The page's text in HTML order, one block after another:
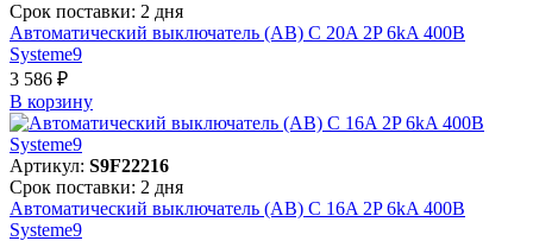
Срок поставки: 2 дня
Автоматический выключатель (АВ) C 20A 2P 6kA 400В
Systeme9
3 586 ₽
В корзинy
Артикул: S9F22216
Срок поставки: 2 дня
Автоматический выключатель (АВ) C 16A 2P 6kA 400В
Systeme9